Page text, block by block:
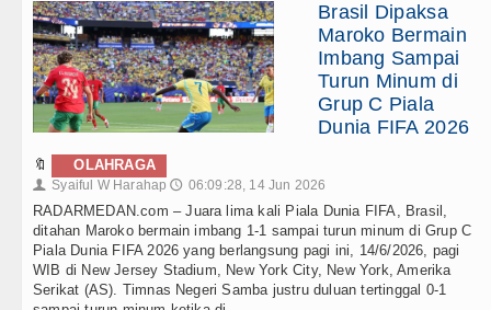
Brasil Dipaksa
Maroko Bermain
Imbang Sampai
Turun Minum di
Grup C Piala
Dunia FIFA 2026
🔖 OLAHRAGA
👤 Syaiful W Harahap 🕔 06:09:28, 14 Jun 2026
RADARMEDAN.com – Juara lima kali Piala Dunia FIFA, Brasil,
ditahan Maroko bermain imbang 1-1 sampai turun minum di Grup C
Piala Dunia FIFA 2026 yang berlangsung pagi ini, 14/6/2026, pagi
WIB di New Jersey Stadium, New York City, New York, Amerika
Serikat (AS). Timnas Negeri Samba justru duluan tertinggal 0-1